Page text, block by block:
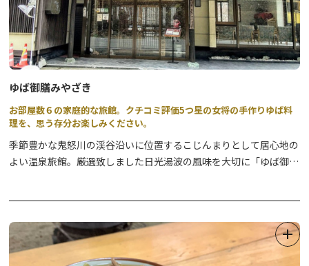
ゆば御膳みやざき
お部屋数６の家庭的な旅館。クチコミ評価5つ星の女将の手作りゆば料
理を、思う存分お楽しみください。
季節豊かな鬼怒川の渓谷沿いに位置するこじんまりとして居心地の
よい温泉旅館。厳選致しました日光湯波の風味を大切に「ゆば御